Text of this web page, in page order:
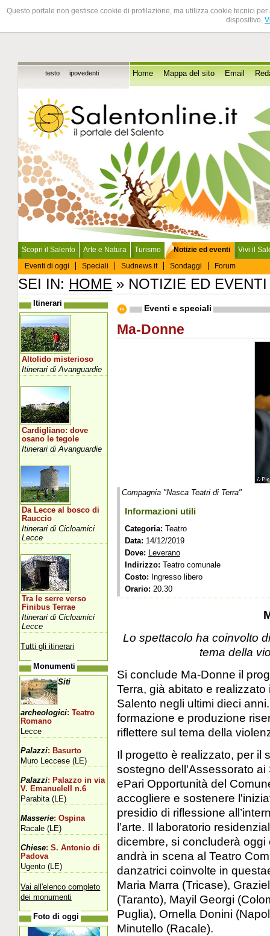
Questo portale non gestisce cookie di profilazione, ma utilizza cookie tecnici
dispositivo.
testo ipovedenti Home Mappa del sito Email
Scopri il Salento Arte e Natura Turismo
Notizie ed eventi
Eventi di oggi
Speciali Sudnews.it Sondaggi Forum
Vivi il
SEI IN: HOME » NOTIZIE ED
Eventi e speciali
Ma-Donne
Compagnia "Nasca Teatri di Terra"
Informazioni utili
Categoria: Teatro
Data: 14/12/2019
Dove: Leverano
Indirizzo: Teatro comunale
Costo: Ingresso libero
Orario: 20.30
Lo spettacolo ha coinvolto
tema della
Si conclude Ma-Donne il
Terra, già abitato e
Salento negli ultimi dieci
formazione e produzione
riflettere sul tema della
Il progetto è realizzato, per il
sostegno dell'Assessorato
ePari Opportunità del
accogliere e sostenere
presidio di riflessione
l’arte. Il laboratorio
dicembre, si concluderà
andrà in scena al Teatro
danzatrici coinvolte in
Maria Marra (Tricase),
(Taranto), Mayil Georgi
Puglia), Ornella Donini
Minutello (Racale).
Itinerari
Altolido misterioso
Itinerari di Avanguardie
Cardigliano: dove
osano le tegole
Itinerari di Avanguardie
Da Lecce al bosco di
Rauccio
Itinerari di Cicloamici
Lecce
Tra le serre verso
Finibus Terrae
Itinerari di Cicloamici
Lecce
Tutti gli itinerari
Monumenti
Siti
archeologici: Teatro
Romano
Lecce
Palazzi: Basurto
Muro Leccese (LE)
Palazzi: Palazzo in via
V. EmanueleII n.6
Parabita (LE)
Masserie: Ospina
Racale (LE)
Chiese: S. Antonio di
Padova
Ugento (LE)
Vai all'elenco completo
dei monumenti
Foto di oggi